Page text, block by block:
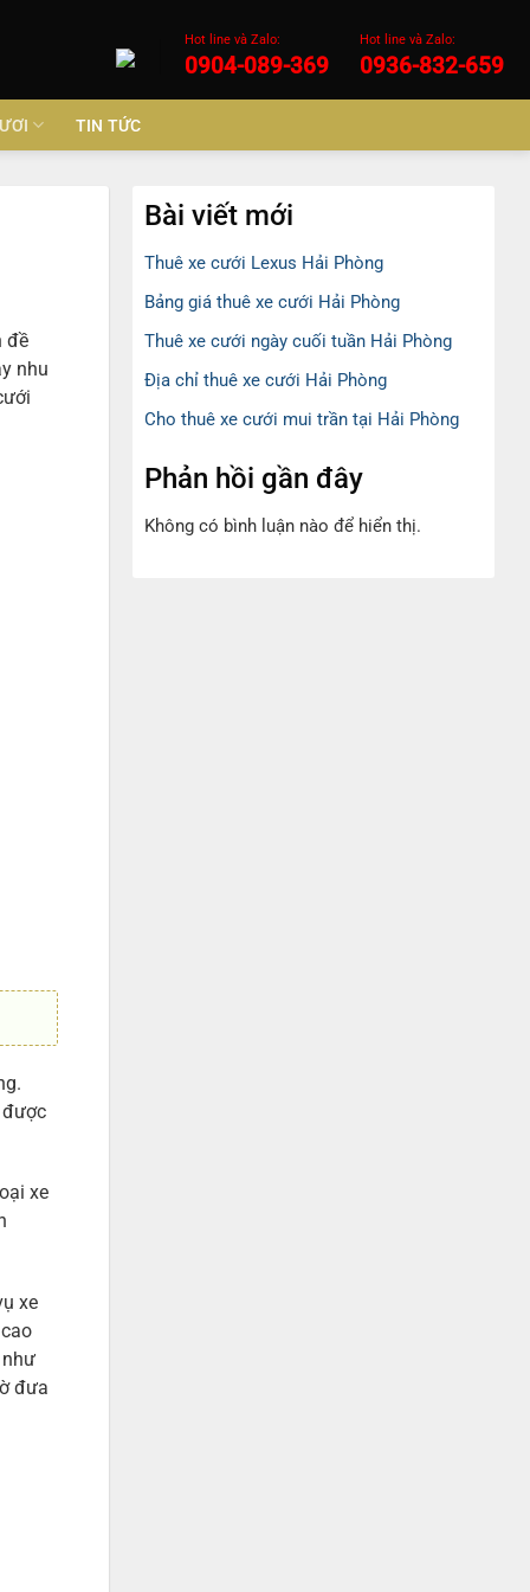
Hot line và Zalo:
0904-089-369
Hot line và Zalo:
0936-832-659
TIN TỨC
đề
nhu
được
xe
xe
như
đưa
Bài viết mới
Thuê xe cưới Lexus Hải Phòng
Bảng giá thuê xe cưới Hải Phòng
Thuê xe cưới ngày cuối tuần Hải Phòng
Địa chỉ thuê xe cưới Hải Phòng
Cho thuê xe cưới mui trần tại Hải Phòng
Phản hồi gần đây
Không có bình luận nào để hiển thị.